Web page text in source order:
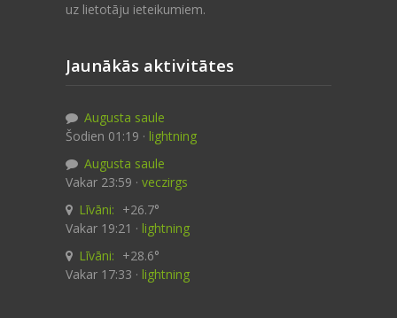
uz lietotāju ieteikumiem.
Jaunākās aktivitātes
Augusta saule
Šodien 01:19 · lightning
Augusta saule
Vakar 23:59 · veczirgs
Līvāni: +26.7°
Vakar 19:21 · lightning
Līvāni: +28.6°
Vakar 17:33 · lightning